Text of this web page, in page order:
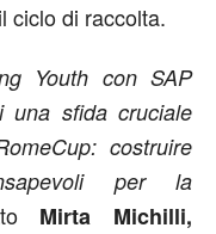
ciclo di raccolta.
Youth con SAP
una sfida cruciale
costruire
per la
Mirta Michilli,